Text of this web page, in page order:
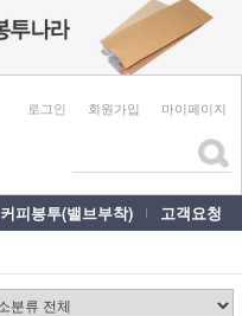
로그인 회원가입 마이페이지
커피봉투(밸브부착) 고객요청